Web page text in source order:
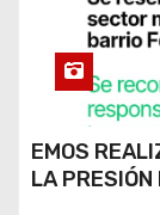
EMOS
LA PRESIÓN